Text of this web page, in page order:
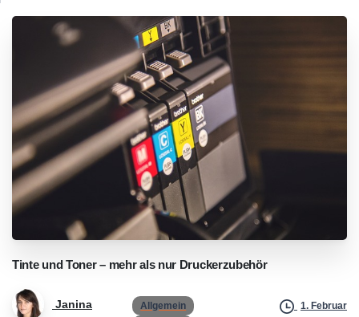
Tinte und Toner – mehr als nur Druckerzubehör
Janina
Allgemein
1. Februar